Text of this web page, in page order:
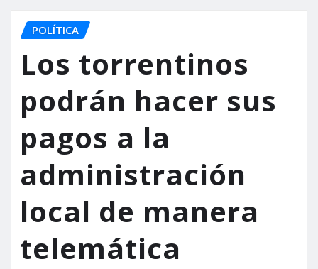
POLÍTICA
Los torrentinos
podrán hacer sus
pagos a la
administración
local de manera
telemática